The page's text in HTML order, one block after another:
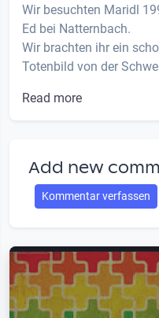
Wir besuchten Maridl
Ed bei Natternbach.
Wir brachten ihr ein
Totenbild von der
Read more
Add new
Kommentar verfassen